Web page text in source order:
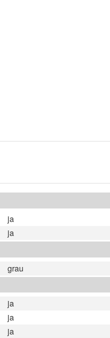
ja
ja
grau
ja
ja
ja